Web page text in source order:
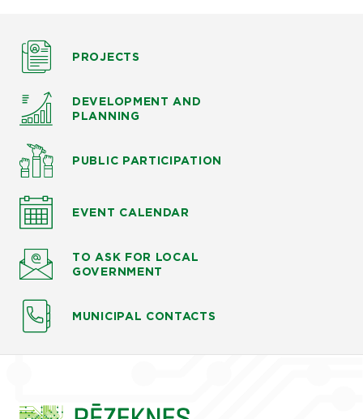
PROJECTS
DEVELOPMENT AND
PLANNING
PUBLIC PARTICIPATION
EVENT CALENDAR
TO ASK FOR LOCAL
GOVERNMENT
MUNICIPAL CONTACTS